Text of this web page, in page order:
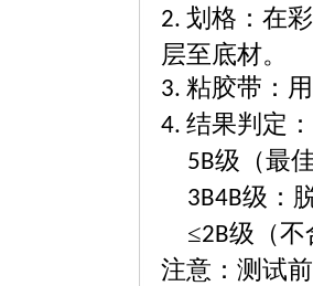
2. 划格：在
层至底材。
3. 粘胶带：
4. 结果判定
5B级（最
3B4B级：
≤2B级（不
注意：测试